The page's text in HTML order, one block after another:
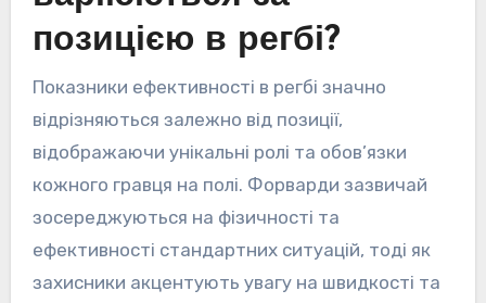
позицією в регбі?
Показники ефективності в регбі значно
відрізняються залежно від позиції,
відображаючи унікальні ролі та обов’язки
кожного гравця на полі. Форварди зазвичай
зосереджуються на фізичності та
ефективності стандартних ситуацій, тоді як
захисники акцентують увагу на швидкості та